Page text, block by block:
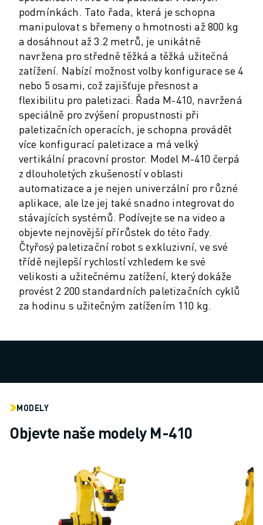
CELKOVÉ NÁKLADY NA PROVOZ A VLASTNICTVÍ ROBOSHOT
DRÁTOVÉ ELEKTROEROZIVNÍ OBRÁBĚNÍ
DRÁTOVÉ ELEKTROEROZIVNÍ OBRÁBĚNÍ ROBOCUT
ROBOCUT HARDWARE
ROBOCUT SOFTWARE
PREVENTIVNÍ ÚDRŽBA ROBOCUT
UDRŽITELNOST ROBOCUT
ŘEŠENÍ IIOT
CHYTRÁ TOVÁRNÍ ŘEŠENÍ
CHYTRÁ TOVÁRNÍ ŘEŠENÍ PRO ZVÝŠENÍ EFEKTIVITY VÝROBY (IOT)
REGISTRACE PRODUKTU " PORTÁL FANUC
PŘÍPADOVÉ STUDIE
ODVĚTVÍ
ODVĚTVÍ
LETECTVÍ
AUTOMOBILOVÝ PRŮMYSL
ELEKTRICKÁ VOZIDLA
ELEKTRONIKA
POTRAVINÁŘSKÝ PRŮMYSL
VŠECHNY APLIKACE
OBLOUKOVÉ SVAŘOVÁNÍ
MONTÁŽ
CNC BROUŠENÍ
VYSOKORYCHLOSTNÍ VRTÁNÍ A ZÁVITOVÁNÍ
VSTŘIKOVÁNÍ PLASTŮ
OBSLUHA STROJŮ
podmínkách. Tato řada, která je schopna
manipulovat s břemeny o hmotnosti až 800 kg
a dosáhnout až 3.2 metrů, je unikátně
navržena pro středně těžká a těžká užitečná
zatížení. Nabízí možnost volby konfigurace se 4
nebo 5 osami, což zajišťuje přesnost a
flexibilitu pro paletizaci. Řada M-410, navržená
speciálně pro zvýšení propustnosti při
paletizačních operacích, je schopna provádět
více konfigurací paletizace a má velký
vertikální pracovní prostor. Model M-410 čerpá
z dlouholetých zkušeností v oblasti
automatizace a je nejen univerzální pro různé
aplikace, ale lze jej také snadno integrovat do
stávajících systémů. Podívejte se na video a
objevte nejnovější přírůstek do této řady.
Čtyřosý paletizační robot s exkluzivní, ve své
třídě nejlepší rychlostí vzhledem ke své
velikosti a užitečnému zatížení, který dokáže
provést 2 200 standardních paletizačních cyklů
za hodinu s užitečným zatížením 110 kg.
MODELY
Objevte naše modely M-410